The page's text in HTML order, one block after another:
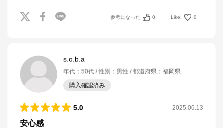
参考になった 0 Like! 0
s.o.b.a
年代 ： 50代 性別 ： 男性 都道府県 ： 福岡県
購入確認済み
5.0 2025.06.13
安心感